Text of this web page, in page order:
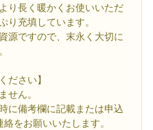
り長く暖かくお使いいただ
り充填しています。
源ですので、末永く大切に
ださい】
せん。
に備考欄に記載または申込
をお願いいたします。